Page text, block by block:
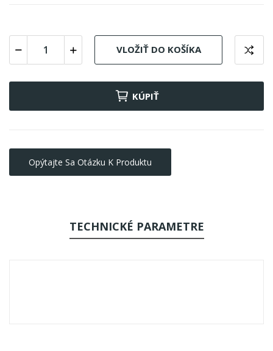
VLOŽIŤ DO KOŠÍKA
KÚPIŤ
Opýtajte Sa Otázku K Produktu
TECHNICKÉ PARAMETRE